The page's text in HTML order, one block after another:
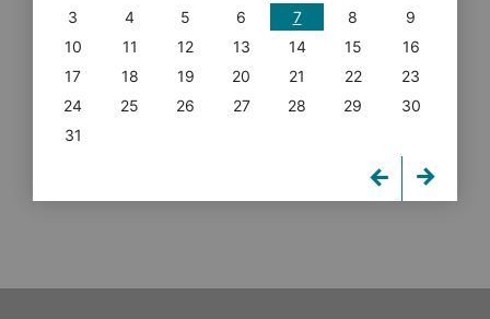
3
4 5 6 7 8
9
10
11 12 13 14 15
16
17
18 19 20 21 22
23
24
25 26 27 28 29
30
31